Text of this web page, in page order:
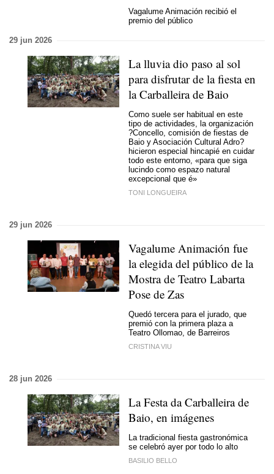
Vagalume Animación recibió el
premio del público
29 jun 2026
La lluvia dio paso al sol
para disfrutar de la fiesta en
la Carballeira de Baio
Como suele ser habitual en este
tipo de actividades, la organización
?Concello, comisión de fiestas de
Baio y Asociación Cultural Adro?
hicieron especial hincapié en cuidar
todo este entorno, «para que siga
lucindo como espazo natural
excepcional que é»
TONI LONGUEIRA
29 jun 2026
Vagalume Animación fue
la elegida del público de la
Mostra de Teatro Labarta
Pose de Zas
Quedó tercera para el jurado, que
premió con la primera plaza a
Teatro Ollomao, de Barreiros
CRISTINA VIU
28 jun 2026
La Festa da Carballeira de
Baio, en imágenes
La tradicional fiesta gastronómica
se celebró ayer por todo lo alto
BASILIO BELLO